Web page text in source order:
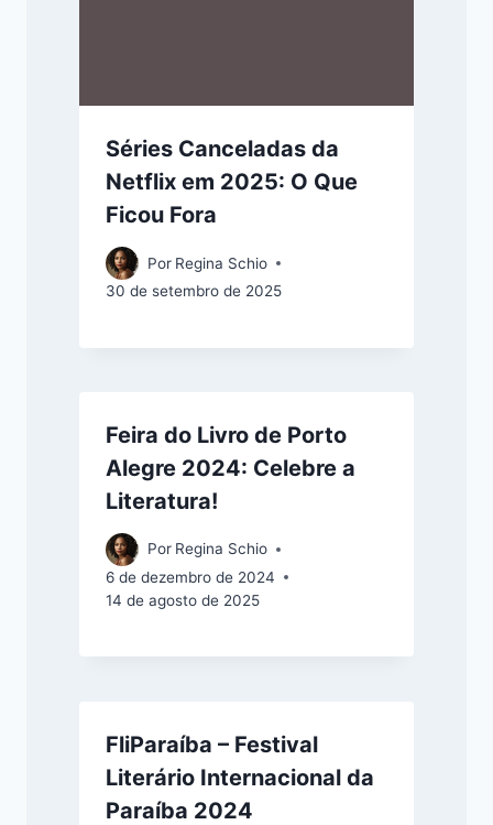
Séries Canceladas da
Netflix em 2025: O Que
Ficou Fora
Por Regina Schio
30 de setembro de 2025
Feira do Livro de Porto
Alegre 2024: Celebre a
Literatura!
Por Regina Schio
6 de dezembro de 2024
14 de agosto de 2025
FliParaíba – Festival
Literário Internacional da
Paraíba 2024